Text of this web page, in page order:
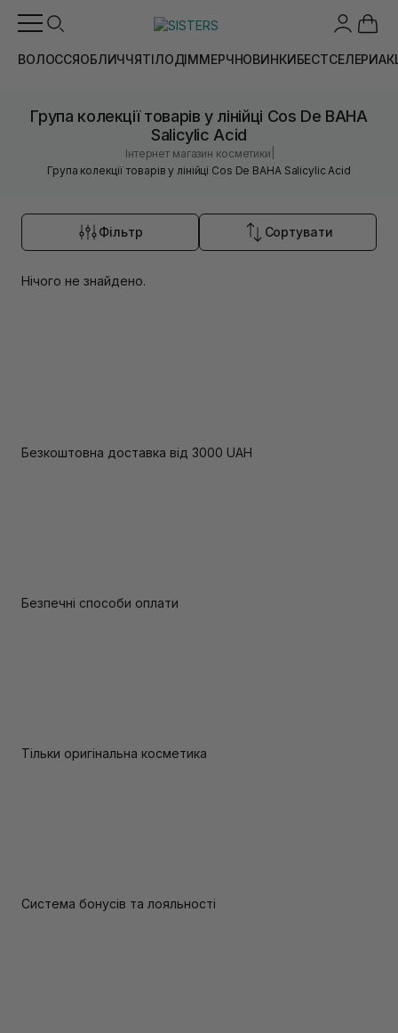
ВОЛОССЯОБЛИЧЧЯТІЛОДІММЕРЧНОВИНКИБЕСТСЕЛЕРИ
Група колекції товарів у лінійці Cos De BAHA
Salicylic Acid
Інтернет магазин косметики
Група колекції товарів у лінійці Cos De BAHA Salicylic Acid
Фільтр Сортувати
Нічого не знайдено.
Безкоштовна доставка від 3000 UAH
Безпечні способи оплати
Тільки оригінальна косметика
Система бонусів та лояльності